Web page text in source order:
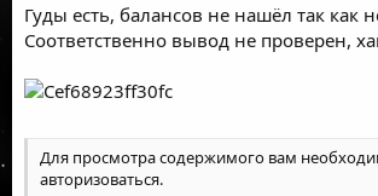
Гуды есть, балансов не нашёл так как
Соответственно вывод не проверен,
Для просмотра содержимого вам
авторизоваться.